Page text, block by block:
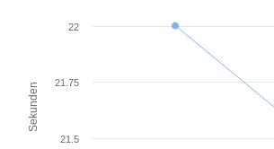
Sekunden
21.5
21.75
22